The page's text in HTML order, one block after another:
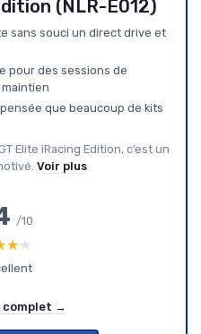
(NLR-E012)
sans souci un direct drive et
pour des sessions de
que beaucoup de kits
Elite iRacing Edition, c’est un
Voir plus
/10
complet →